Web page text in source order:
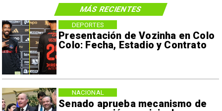
Presentación de Vozinha en Colo
Colo: Fecha, Estadio y Contrato
DEPORTES
Senado aprueba mecanismo de
NACIONAL
MÁS RECIENTES